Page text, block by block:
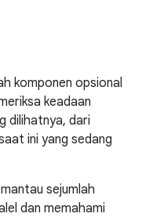
komponen opsional
keadaan
dilihatnya, dari
ini yang sedang
sejumlah
dan memahami